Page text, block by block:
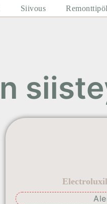
Siivous